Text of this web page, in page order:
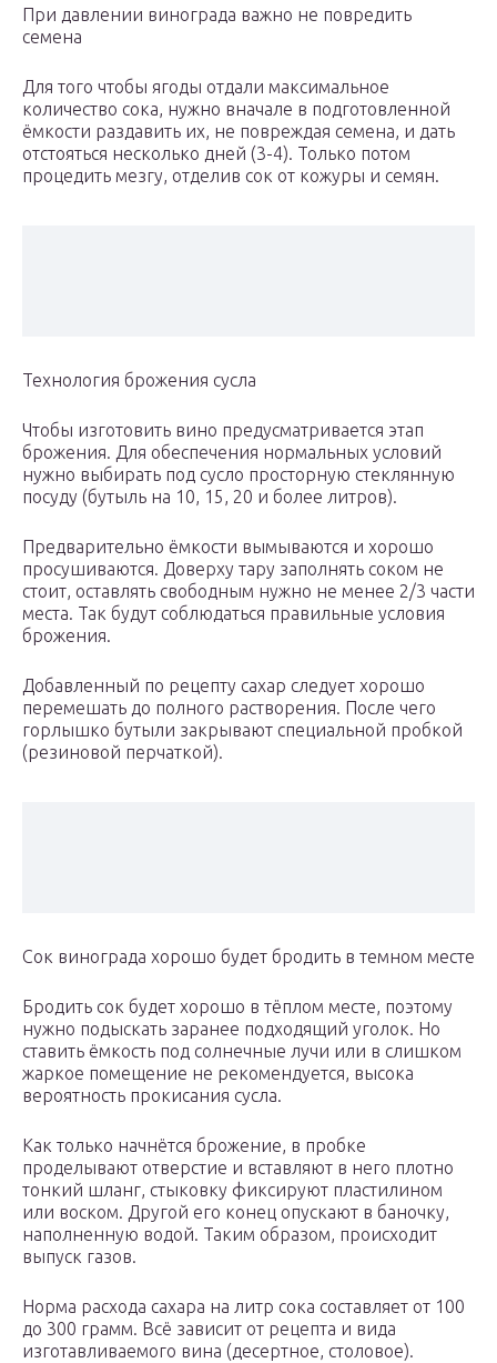
При давлении винограда важно не повредить
семена
Для того чтобы ягоды отдали максимальное
количество сока, нужно вначале в подготовленной
ёмкости раздавить их, не повреждая семена, и дать
отстояться несколько дней (3-4). Только потом
процедить мезгу, отделив сок от кожуры и семян.
Технология брожения сусла
Чтобы изготовить вино предусматривается этап
брожения. Для обеспечения нормальных условий
нужно выбирать под сусло просторную стеклянную
посуду (бутыль на 10, 15, 20 и более литров).
Предварительно ёмкости вымываются и хорошо
просушиваются. Доверху тару заполнять соком не
стоит, оставлять свободным нужно не менее 2/3 части
места. Так будут соблюдаться правильные условия
брожения.
Добавленный по рецепту сахар следует хорошо
перемешать до полного растворения. После чего
горлышко бутыли закрывают специальной пробкой
(резиновой перчаткой).
Сок винограда хорошо будет бродить в темном месте
Бродить сок будет хорошо в тёплом месте, поэтому
нужно подыскать заранее подходящий уголок. Но
ставить ёмкость под солнечные лучи или в слишком
жаркое помещение не рекомендуется, высока
вероятность прокисания сусла.
Как только начнётся брожение, в пробке
проделывают отверстие и вставляют в него плотно
тонкий шланг, стыковку фиксируют пластилином
или воском. Другой его конец опускают в баночку,
наполненную водой. Таким образом, происходит
выпуск газов.
Норма расхода сахара на литр сока составляет от 100
до 300 грамм. Всё зависит от рецепта и вида
изготавливаемого вина (десертное, столовое).